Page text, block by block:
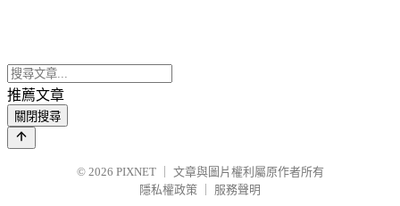
推薦文章
關閉搜尋
© 2026 PIXNET
文章與圖片權利屬原作者所有
隱私權政策
服務聲明